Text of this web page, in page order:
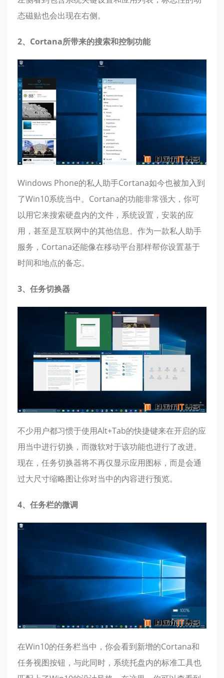
态磁贴也会出现在右侧。
2、Cortana所带来的搜索和控制功能
Windows Phone的私人助手Cortana如今也被加入到
了Win10系统当中。Cortana的功能非常强大，你可
以用它来搜索硬盘内的文件，系统设置，安装的应
用，甚至是互联网中的其他信息。作为一款私人助手
服务，Cortana还能像在移动平台那样帮你设置基于
时间和地点的备忘。
3、任务切换器
不少用户都习惯于使用Alt+Tab的快捷键来在开启的应
用当中进行切换，而微软对于该功能也进行了改进。
现在，任务切换器将不再仅显示应用图标，而是会通
过大尺寸缩略图让你对当中的内容进行预览。
4、任务栏的微调
在Win10的任务栏当中，你会看到新增的Cortana和
任务视图按钮，与此同时，系统托盘内的标准工具也